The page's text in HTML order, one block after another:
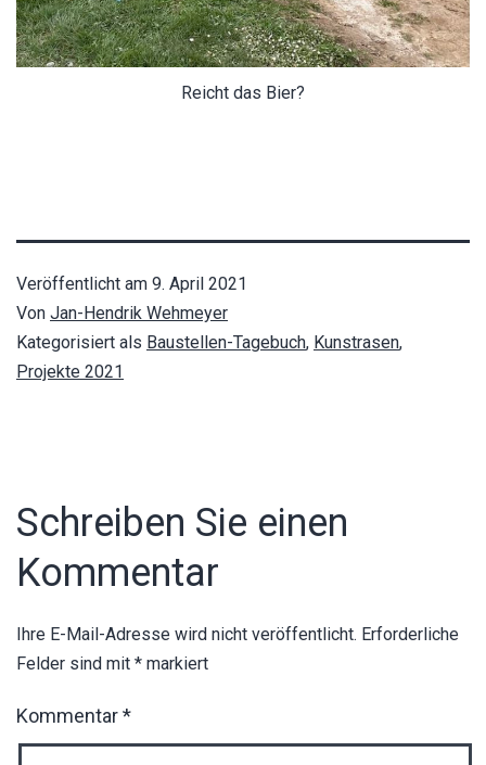
Reicht das Bier?
Veröffentlicht am 9. April 2021
Von Jan-Hendrik Wehmeyer
Kategorisiert als Baustellen-Tagebuch, Kunstrasen,
Projekte 2021
Schreiben Sie einen
Kommentar
Ihre E-Mail-Adresse wird nicht veröffentlicht. Erforderliche
Felder sind mit * markiert
Kommentar*